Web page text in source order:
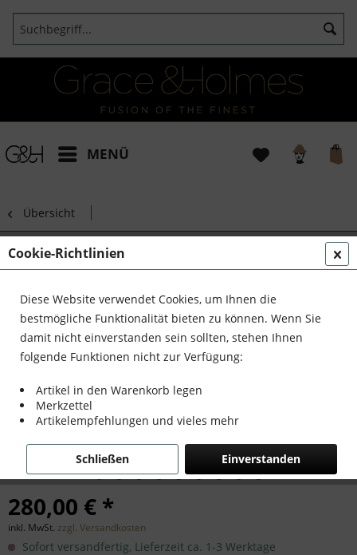
MENÜ
Übersicht
Art Deco Stehlampe
280,00 € *
inkl. MwSt. zzgl. Versandkosten
Sofort versandfertig, Lieferzeit ca. 1-3 Werktage
Cookie-Richtlinien
Diese Website verwendet Cookies, um Ihnen die
bestmögliche Funktionalität bieten zu können. Wenn Sie
damit nicht einverstanden sein sollten, stehen Ihnen
folgende Funktionen nicht zur Verfügung:
Artikel in den Warenkorb legen
Merkzettel
Artikelempfehlungen und vieles mehr
Einverstanden
Schließen